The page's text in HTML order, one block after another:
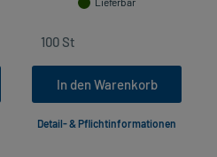
In den Warenkorb
Detail- & Pflichtinformationen